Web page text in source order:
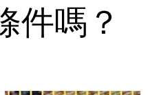
件嗎？